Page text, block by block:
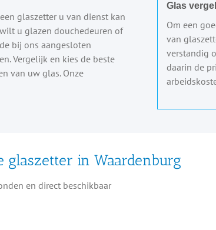
glaszetter u van dienst kan
u glazen douchedeuren of
bij ons aangesloten
Vergelijk en kies de beste
van uw glas. Onze
Glas
Om een
van
verstandig
daarin de
in Waardenburg
en direct beschikbaar